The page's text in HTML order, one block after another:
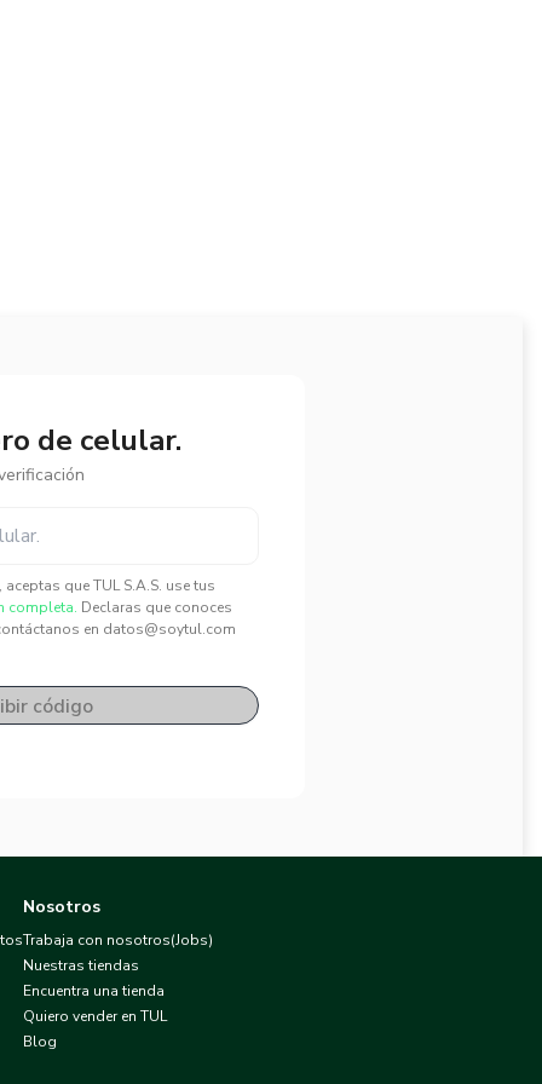
de celular.
que TUL S.A.S. use tus
completa. Declaras que conoces
en datos@soytul.com
código
Nosotros
Trabaja con nosotros(Jobs)
Nuestras tiendas
Encuentra una tienda
Quiero vender en TUL
Blog